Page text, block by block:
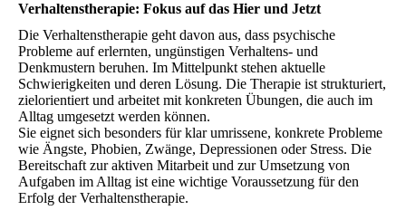
Verhaltenstherapie: Fokus auf das Hier und Jetzt
Die Verhaltenstherapie geht davon aus, dass psychische
Probleme auf erlernten, ungünstigen Verhaltens- und
Denkmustern beruhen. Im Mittelpunkt stehen aktuelle
Schwierigkeiten und deren Lösung. Die Therapie ist strukturiert,
zielorientiert und arbeitet mit konkreten Übungen, die auch im
Alltag umgesetzt werden können.
Sie eignet sich besonders für klar umrissene, konkrete Probleme
wie Ängste, Phobien, Zwänge, Depressionen oder Stress. Die
Bereitschaft zur aktiven Mitarbeit und zur Umsetzung von
Aufgaben im Alltag ist eine wichtige Voraussetzung für den
Erfolg der Verhaltenstherapie.